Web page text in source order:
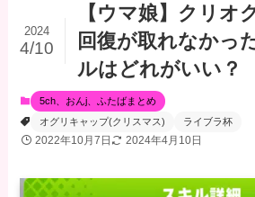
【ウマ娘】クリオ
回復が取れなかっ
ルはどれがいい？
2024
4/10
5ch、おんj、ふたばまとめ
オグリキャップ(クリスマス)
ライブラ杯
2022年10月7日 2024年4月10日